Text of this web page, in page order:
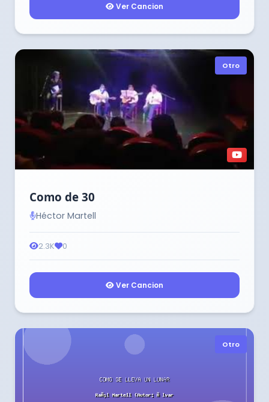
Ver Cancion
Otro
Como de 30
Héctor Martell
2.3K 0
Ver Cancion
Otro